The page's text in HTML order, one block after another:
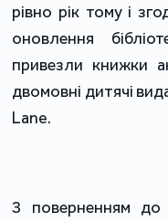
рівно рік тому і
оновлення
привезли книжки
двомовні дитячі
Lane.
З поверненням до